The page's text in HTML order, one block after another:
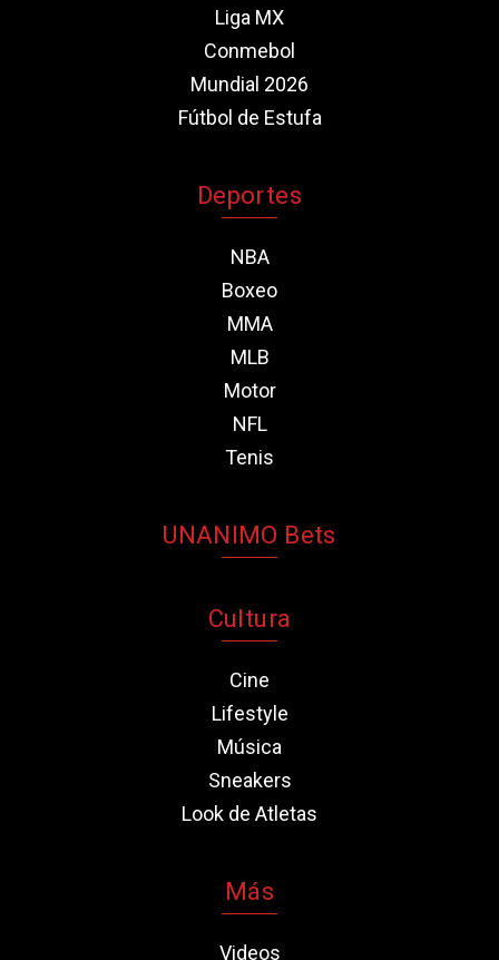
Liga MX
Conmebol
Mundial 2026
Fútbol de Estufa
Deportes
NBA
Boxeo
MMA
MLB
Motor
NFL
Tenis
UNANIMO Bets
Cultura
Cine
Lifestyle
Música
Sneakers
Look de Atletas
Más
Videos